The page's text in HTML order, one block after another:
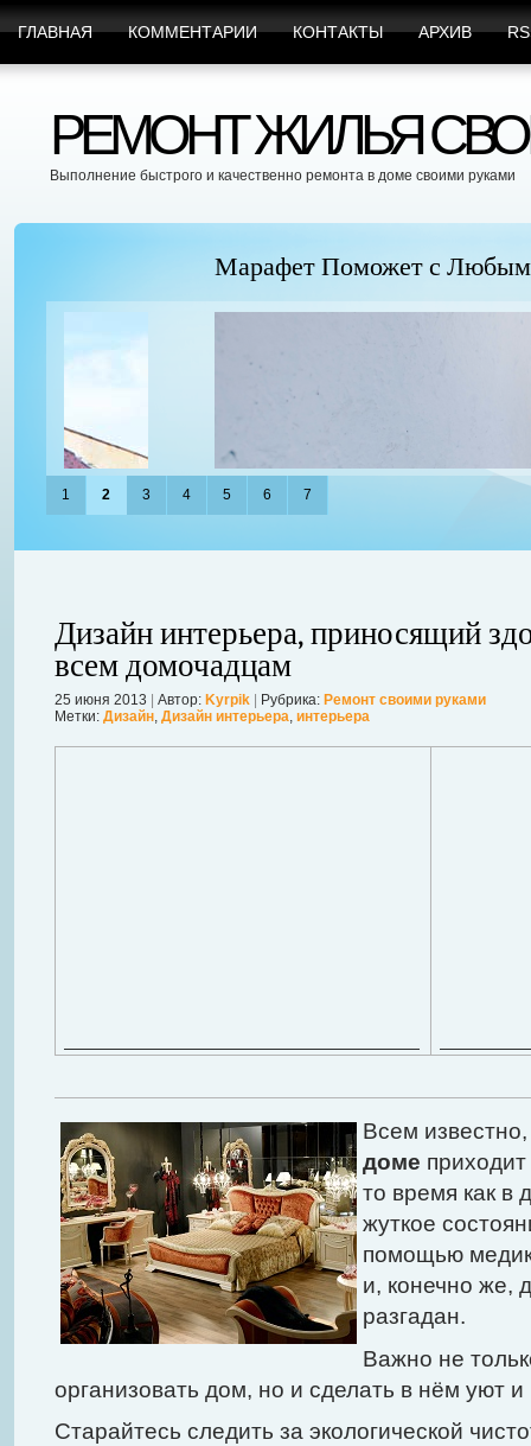
ГЛАВНАЯ КОММЕНТАРИИ КОНТАКТЫ АРХИВ
РЕМОНТ ЖИЛЬЯ
Выполнение быстрого и качественно ремонта в доме своими руками
Марафет Поможет с Любыми Видами
1 2 3 4 5 6 7
Дизайн интерьера, приносящий
всем домочадцам
25 июня 2013 Автор: Kyrpik Рубрика: Ремонт своими руками
Метки: Дизайн, Дизайн интерьера, интерьера
Всем
доме
то время как в
жуткое
помощью
и, конечно же,
разгадан.
Важно не
организовать дом, но и сделать в нём уют
Старайтесь следить за экологической